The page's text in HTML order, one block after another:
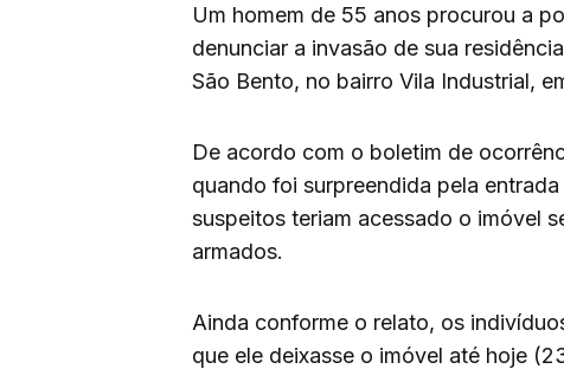
Um homem de 55 anos procurou a
denunciar a invasão de sua
São Bento, no bairro Vila Industrial,
De acordo com o boletim de
quando foi surpreendida pela
suspeitos teriam acessado o imóvel
armados.
Ainda conforme o relato, os
que ele deixasse o imóvel até hoje